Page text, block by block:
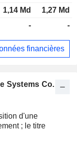
Systems Co.,
d'une
; le titre
1,14 Md
1,27 Md
- -
financières